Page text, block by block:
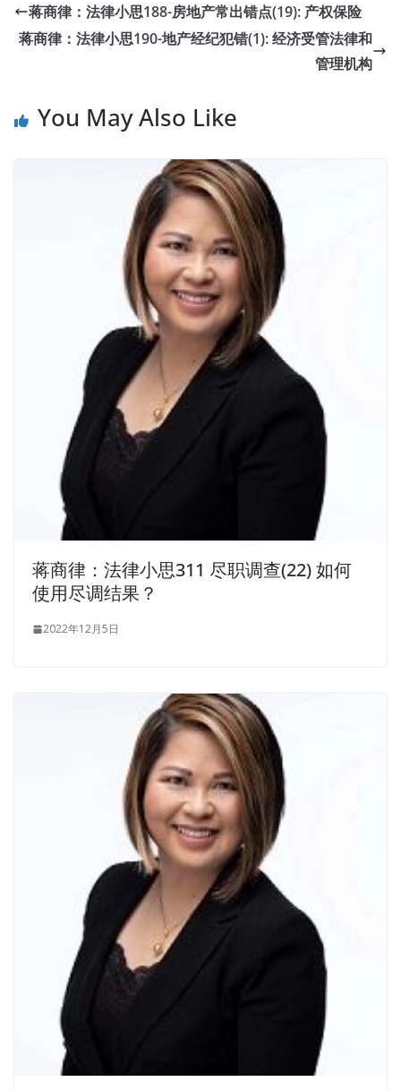
蒋商律：法律小思188-房地产常出错点(19): 产权保险
蒋商律：法律小思190-地产经纪犯错(1): 经济受管法律和
管理机构
You May Also Like
蒋商律：法律小思311 尽职调查(22) 如何
使用尽调结果？
2022年12月5日